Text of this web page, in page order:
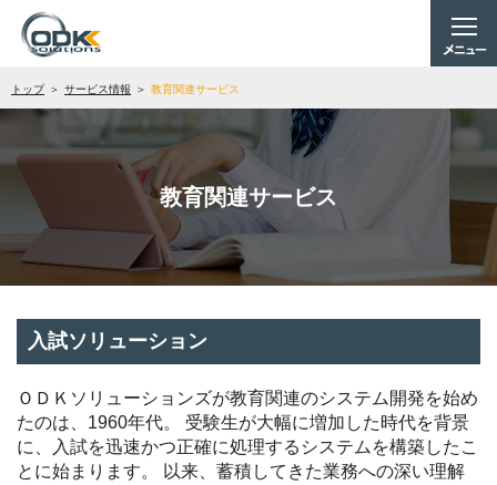
トップ サービス情報 教育関連サービス
教育関連サービス
入試ソリューション
ＯＤＫソリューションズが教育関連のシステム開発を始め
たのは、1960年代。
受験生が大幅に増加した時代を背景
に、入試を迅速かつ正確に処理するシステムを構築したこ
とに始まります。
以来、蓄積してきた業務への深い理解